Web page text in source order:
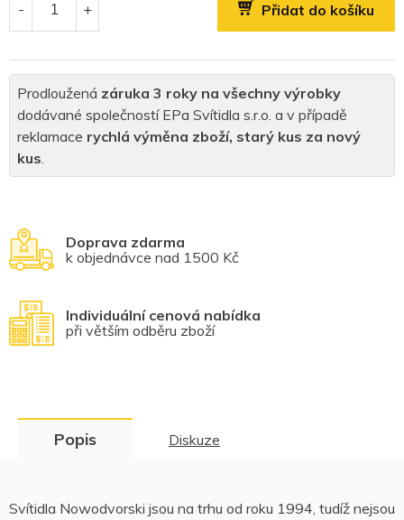
Doprava zdarma
k objednávce nad 1500 Kč
Individuální cenová nabídka
při větším odběru zboží
Prodloužená záruka 3 roky na všechny výrobky
dodávané společností EPa Svítidla s.r.o. a v případě
reklamace rychlá výměna zboží, starý kus za nový
kus.
Přidat do košíku
Popis Diskuze
Svítidla Nowodvorski jsou na trhu od roku 1994, tudíž nejsou